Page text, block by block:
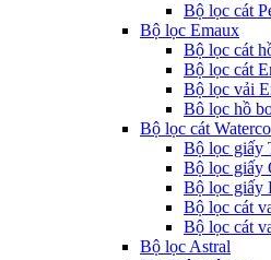
Bộ lọc cát
Bộ lọc Emaux
Bộ lọc cát
Bộ lọc cát
Bộ lọc vải
Bô lọc hồ
Bộ lọc cát Waterco
Bộ lọc giấy
Bộ lọc giấy
Bộ lọc giấy
Bộ lọc cát
Bộ lọc cát
Bộ lọc Astral